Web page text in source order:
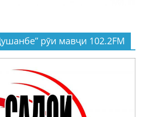
рӯи мавҷи 102.2FM